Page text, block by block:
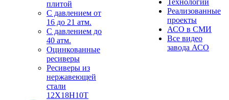
плитой
С давлением от
16 до 21 атм.
С давлением до
40 атм.
Оцинкованные
ресиверы
Ресиверы из
нержавеющей
стали
12Х18Н10Т
Технологии
Реализованные
проекты
АСО в СМИ
Все видео
завода АСО